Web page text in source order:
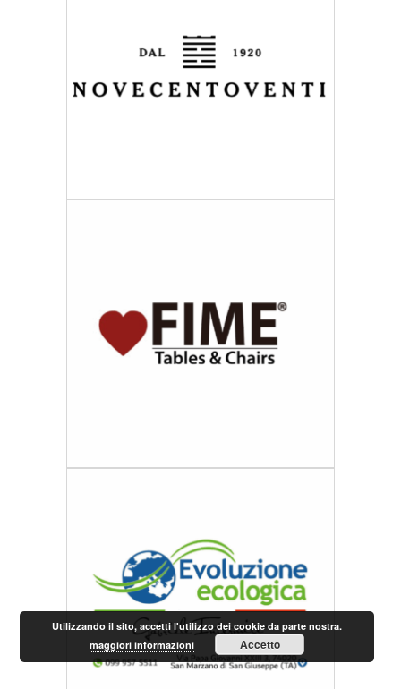
Utilizzando il sito, accetti l'utilizzo dei cookie da parte nostra.
maggiori informazioni
Accetto